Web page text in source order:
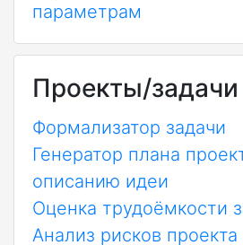
параметрам
Проекты/задачи
Формализатор задачи
Генератор плана
описанию идеи
Оценка трудоёмкости
Анализ рисков проекта